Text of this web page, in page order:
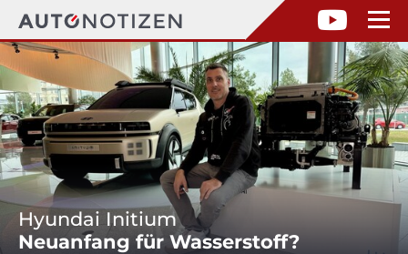
Hyundai Initium
Neuanfang für Wasserstoff?